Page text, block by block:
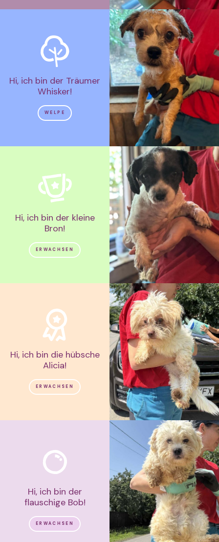
Hi, ich bin der Träumer
Whisker!
WELPE
Hi, ich bin der kleine
Bron!
ERWACHSEN
Hi, ich bin die hübsche
Alicia!
ERWACHSEN
Hi, ich bin der
flauschige Bob!
ERWACHSEN